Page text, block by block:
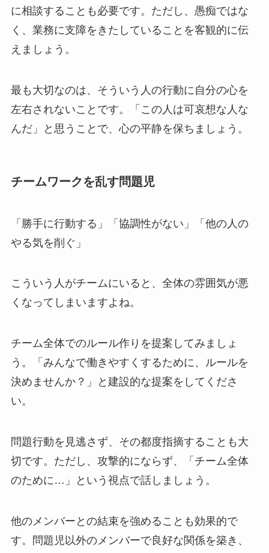
に相談することも必要です。ただし、愚痴ではな
く、業務に支障をきたしていることを客観的に伝
えましょう。
最も大切なのは、そういう人の行動に自分の心を
左右されないことです。「この人は可哀想な人な
んだ」と思うことで、心の平静を保ちましょう。
チームワークを乱す問題児
「勝手に行動する」「協調性がない」「他の人の
やる気を削ぐ」
こういう人がチームにいると、全体の雰囲気が悪
くなってしまいますよね。
チーム全体でのルール作りを提案してみましょ
う。「みんなで働きやすくするために、ルールを
決めませんか？」と建設的な提案をしてくださ
い。
問題行動を見逃さず、その都度指摘することも大
切です。ただし、攻撃的にならず、「チーム全体
のために…」という視点で話しましょう。
他のメンバーとの結束を強めることも効果的で
す。問題児以外のメンバーで良好な関係を築き、